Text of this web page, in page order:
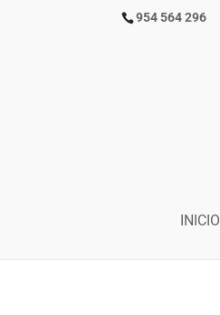
954 564 296
INICIO